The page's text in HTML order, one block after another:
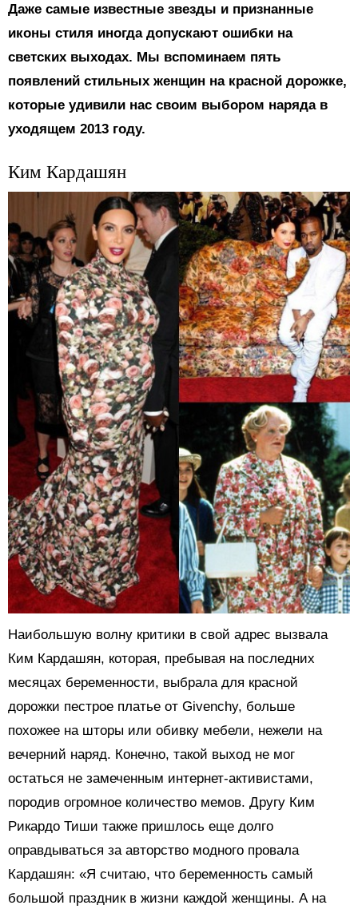
Даже самые известные звезды и признанные
иконы стиля иногда допускают ошибки на
светских выходах. Мы вспоминаем пять
появлений стильных женщин на красной дорожке,
которые удивили нас своим выбором наряда в
уходящем 2013 году.
Ким Кардашян
Наибольшую волну критики в свой адрес вызвала
Ким Кардашян, которая, пребывая на последних
месяцах беременности, выбрала для красной
дорожки пестрое платье от Givenchy, больше
похожее на шторы или обивку мебели, нежели на
вечерний наряд. Конечно, такой выход не мог
остаться не замеченным интернет-активистами,
породив огромное количество мемов. Другу Ким
Рикардо Тиши также пришлось еще долго
оправдываться за авторство модного провала
Кардашян: «Я считаю, что беременность самый
большой праздник в жизни каждой женщины. А на